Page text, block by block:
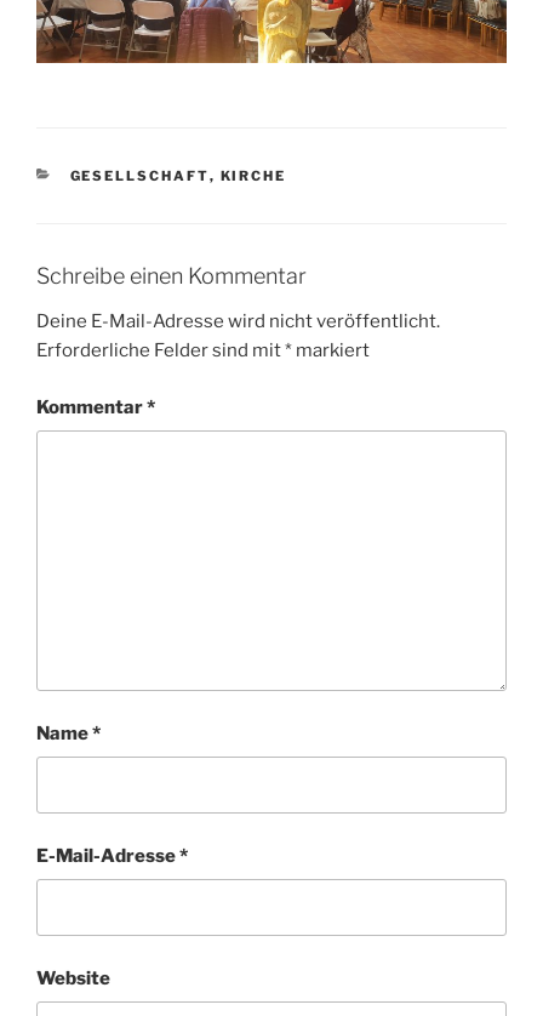
KATEGORIEN
GESELLSCHAFT, KIRCHE
Schreibe einen Kommentar
Deine E-Mail-Adresse wird nicht veröffentlicht.
Erforderliche Felder sind mit* markiert
Kommentar*
Name*
E-Mail-Adresse*
Website